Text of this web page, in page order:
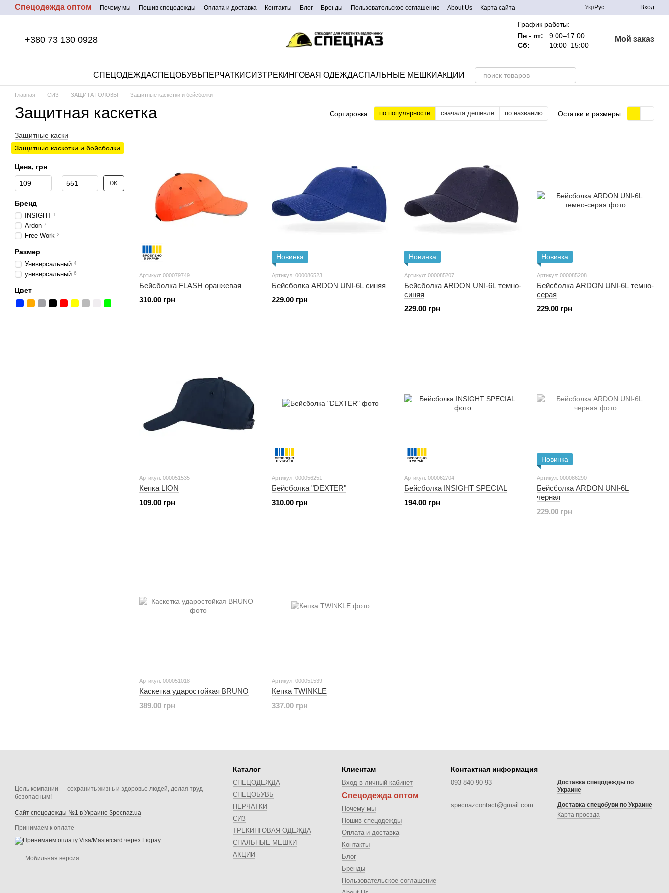
Перейти к основному контенту
Спецодежда оптом Почему мы Пошив спецодежды Оплата и доставка Контакты Блог Бренды Пользовательское соглашение About Us Карта сайта Укр Рус Вход
+380 73 130 0928
График работы:
Пн - пт:
9:00–17:00
Сб:
10:00–15:00
Мой заказ
СПЕЦОДЕЖДАСПЕЦОБУВЬПЕРЧАТКИСИЗТРЕКИНГОВАЯ ОДЕЖДАCПАЛЬНЫЕ МЕШКИАКЦИИ
Главная СИЗ ЗАЩИТА ГОЛОВЫ Защитные каскетки и бейсболки
Защитная каскетка Сортировка: по популярности сначала дешевле по названию Остатки и размеры:
Артикул: 000079749
Бейсболка FLASH оранжевая
310.00 грн
Новинка
Артикул: 000086523
Бейсболка ARDON UNI-6L синяя
229.00 грн
Новинка
Артикул: 000085207
Бейсболка ARDON UNI-6L темно-
синяя
229.00 грн
Новинка
Артикул: 000085208
Бейсболка ARDON UNI-6L темно-
серая
229.00 грн
Артикул: 000051535
Кепка LION
109.00 грн
Артикул: 000056251
Бейсболка "DEXTER"
310.00 грн
Артикул: 000062704
Бейсболка INSIGHT SPECIAL
194.00 грн
Новинка
Артикул: 000086290
Бейсболка ARDON UNI-6L
черная
229.00 грн
Артикул: 000051018
Каскетка ударостойкая BRUNO
389.00 грн
Артикул: 000051539
Кепка TWINKLЕ
337.00 грн
Защитные каски
Защитные каскетки и бейсболки
Цена, грн
От Цена, грн
До Цена, грн OK
Бренд
INSIGHT 1
Ardon 7
Free Work 2
Размер
Универсальный 4
универсальный 6
Цвет
Цель компании — сохранить жизнь и здоровье людей, делая труд
безопасным!
Сайт спецодежды №1 в Украине Specnaz.ua
Принимаем к оплате
Мобильная версия
Каталог
СПЕЦОДЕЖДА
СПЕЦОБУВЬ
ПЕРЧАТКИ
СИЗ
ТРЕКИНГОВАЯ ОДЕЖДА
CПАЛЬНЫЕ МЕШКИ
АКЦИИ
Клиентам
Вход в личный кабинет
Спецодежда оптом
Почему мы
Пошив спецодежды
Оплата и доставка
Контакты
Блог
Бренды
Пользовательское соглашение
Контактная информация
093 840-90-93
specnazcontact@gmail.com
Доставка спецодежды по
Украине
Доставка спецобуви по Украине
Карта проезда